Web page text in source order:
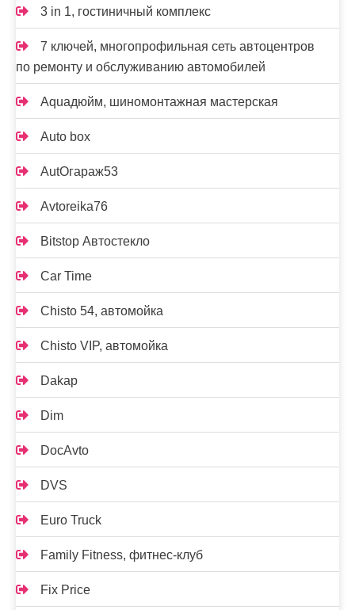
3 in 1, гостиничный комплекс
7 ключей, многопрофильная сеть автоцентров
по ремонту и обслуживанию автомобилей
Aquaдюйм, шиномонтажная мастерская
Auto box
AutOгараж53
Avtoreika76
Bitstop Автостекло
Car Time
Chisto 54, автомойка
Chisto VIP, автомойка
Dakap
Dim
DocAvto
DVS
Euro Truck
Family Fitness, фитнес-клуб
Fix Price